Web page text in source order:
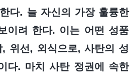
다. 늘 자신의 가장 훌륭한
이려 한다. 이는 어떤 성품
위선, 외식으로, 사탄의 성
다. 마치 사탄 정권에 속한